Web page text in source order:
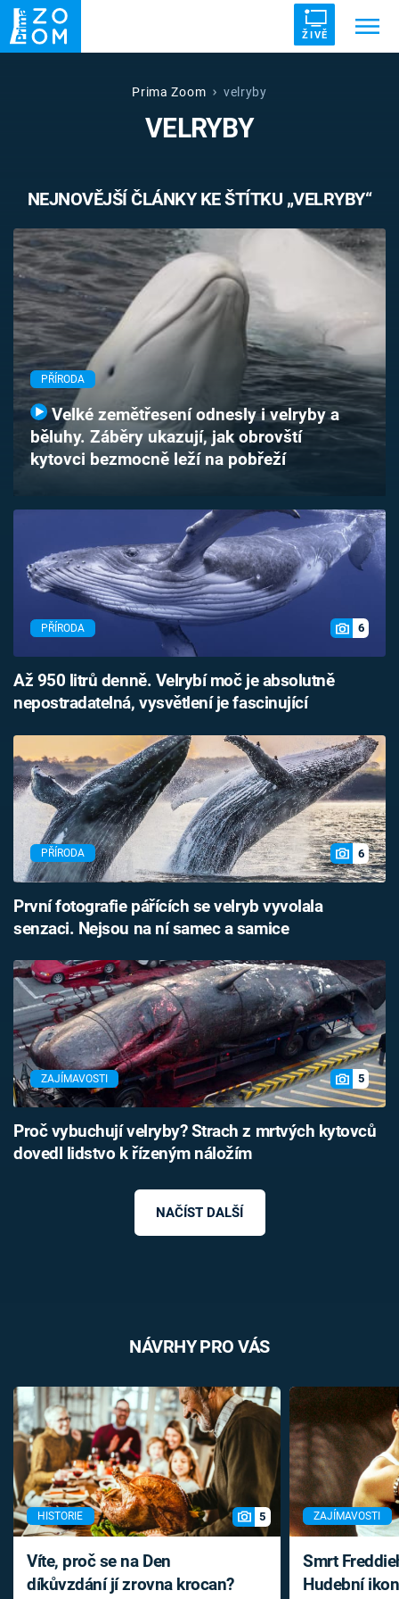
ŽIVĚ
UFO DRUHÁ SVĚTOVÁ VÁLKA
VETŘELCI DÁVNOVĚKU
Témata
Témata
Pořady
TV Program
Časopis
Sledujte prima+
Přihlášení
Sledujte nás
Prima Zoom velryby
VELRYBY
NEJNOVĚJŠÍ ČLÁNKY KE ŠTÍTKU „VELRYBY“
PŘÍRODA
Velké zemětřesení odnesly i velryby a
běluhy. Záběry ukazují, jak obrovští
kytovci bezmocně leží na pobřeží
PŘÍRODA 6
Až 950 litrů denně. Velrybí moč je absolutně
nepostradatelná, vysvětlení je fascinující
PŘÍRODA 6
První fotografie pářících se velryb vyvolala
senzaci. Nejsou na ní samec a samice
ZAJÍMAVOSTI 5
Proč vybuchují velryby? Strach z mrtvých kytovců
dovedl lidstvo k řízeným náložím
NAČÍST DALŠÍ
NÁVRHY PRO VÁS
HISTORIE 5
Víte, proč se na Den
díkůvzdání jí zrovna krocan?
ZAJÍMAVOSTI
Smrt
Hudební